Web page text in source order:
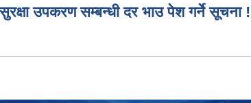
उपकरण सम्बन्धी दर भाउ पेश गर्ने सूचना !